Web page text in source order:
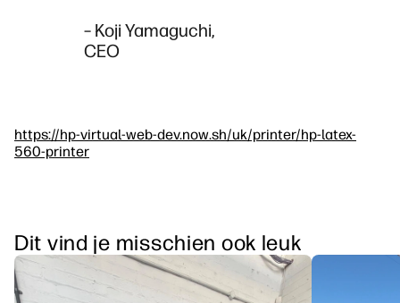
– Koji Yamaguchi,
CEO
https://hp-virtual-web-dev.now.sh/uk/printer/hp-latex-
560-printer
Dit vind je misschien ook leuk